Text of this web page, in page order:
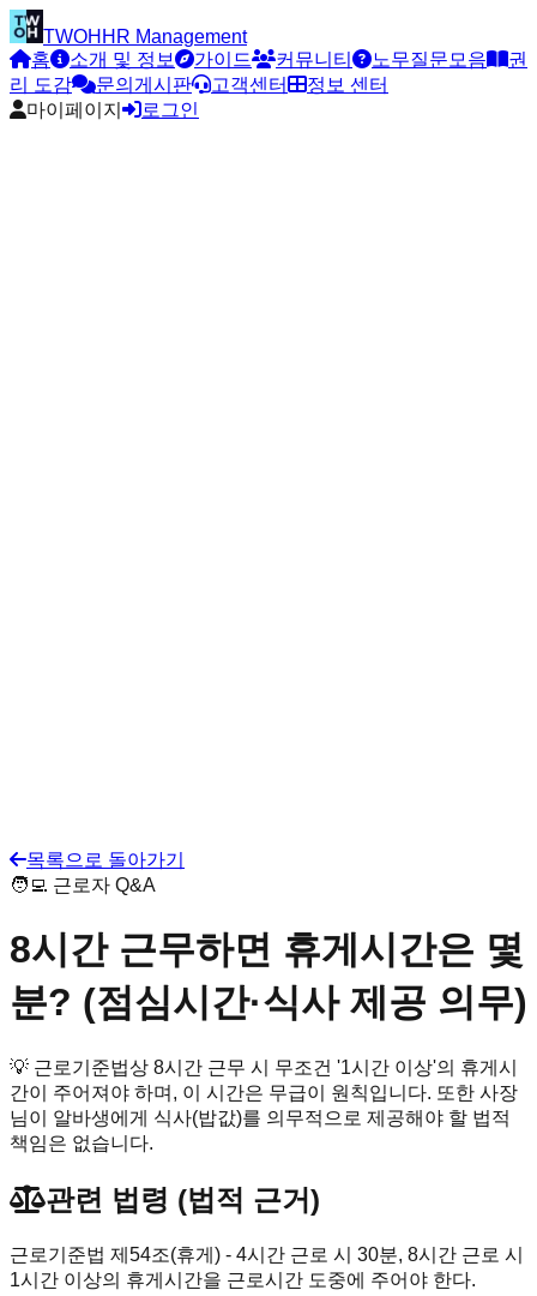
TWOH HR Management
홈
소개 및 정보 가이드 커뮤니티 노무질문모음
권
리 도감
문의게시판 고객센터
정보 센터
마이페이지
로그인
목록으로 돌아가기
🧑‍💻 근로자 Q&A
8시간 근무하면 휴게시간은 몇
분? (점심시간·식사 제공 의무)
💡 근로기준법상 8시간 근무 시 무조건 '1시간 이상'의 휴게시
간이 주어져야 하며, 이 시간은 무급이 원칙입니다. 또한 사장
님이 알바생에게 식사(밥값)를 의무적으로 제공해야 할 법적
책임은 없습니다.
관련 법령 (법적 근거)
근로기준법 제54조(휴게) - 4시간 근로 시 30분, 8시간 근로 시
1시간 이상의 휴게시간을 근로시간 도중에 주어야 한다.